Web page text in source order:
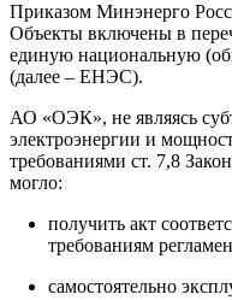
Приказом Минэнерго
Объекты включены в
единую национальную
(далее – ЕНЭС).
АО «ОЭК», не являясь
электроэнергии и
требованиями ст. 7,8
могло:
получить акт
требованиям
самостоятельно